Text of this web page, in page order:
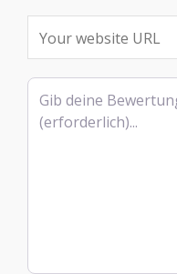
Rezensionstext